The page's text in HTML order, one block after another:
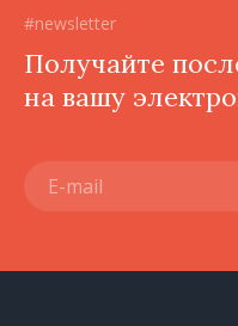
#newsletter
Получайте
на вашу